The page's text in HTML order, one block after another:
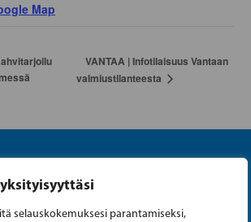
selauskokemuksesi parantamiseksi,
Map
VANTAA | Infotilaisuus Vantaan
valmiustilanteesta